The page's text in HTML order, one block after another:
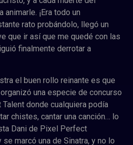
animarle. ¡Era todo un
rato probándolo, llegó un
que ir así que me quedé con las
finalmente derrotar a
el buen rollo reinante es que
una especie de concurso
donde cualquiera podía
chistes, cantar una canción… lo
Dani de Pixel Perfect
marcó una de Sinatra, y no lo